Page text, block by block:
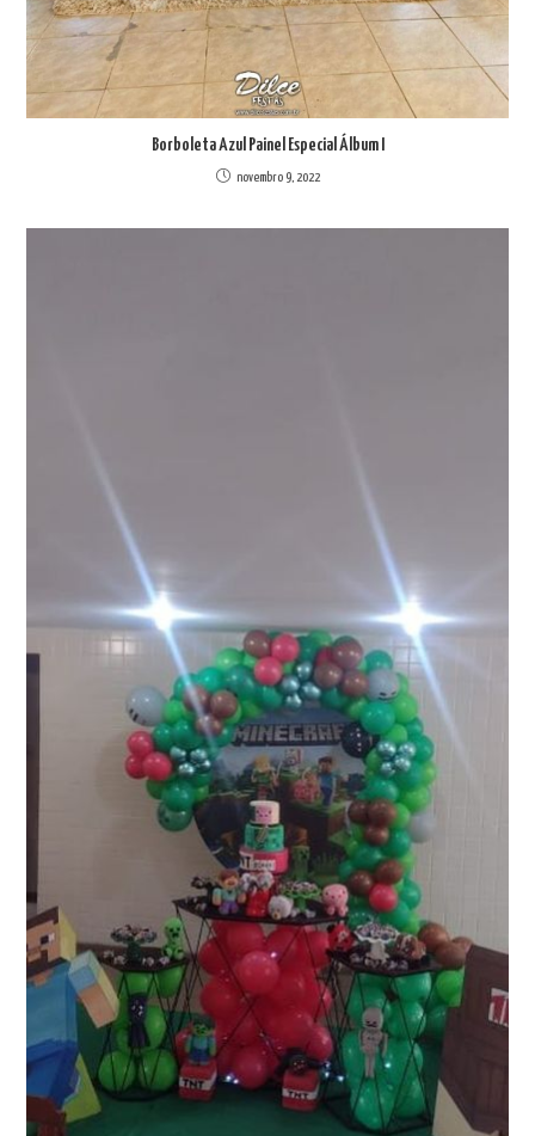
Borboleta Azul Painel Especial Álbum I
novembro 9, 2022